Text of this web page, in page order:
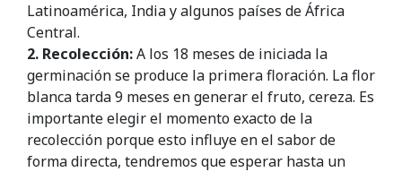
Latinoamérica, India y algunos países de África
Central.
2. Recolección:A los 18 meses de iniciada la
germinación se produce la primera floración. La flor
blanca tarda 9 meses en generar el fruto, cereza. Es
importante elegir el momento exacto de la
recolección porque esto influye en el sabor de
forma directa, tendremos que esperar hasta un